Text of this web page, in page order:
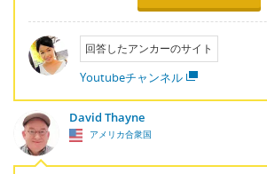
回答したアンカーのサイト
Youtubeチャンネル
David Thayne
アメリカ合衆国